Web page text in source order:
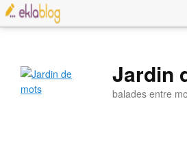
Jardin
balades entre